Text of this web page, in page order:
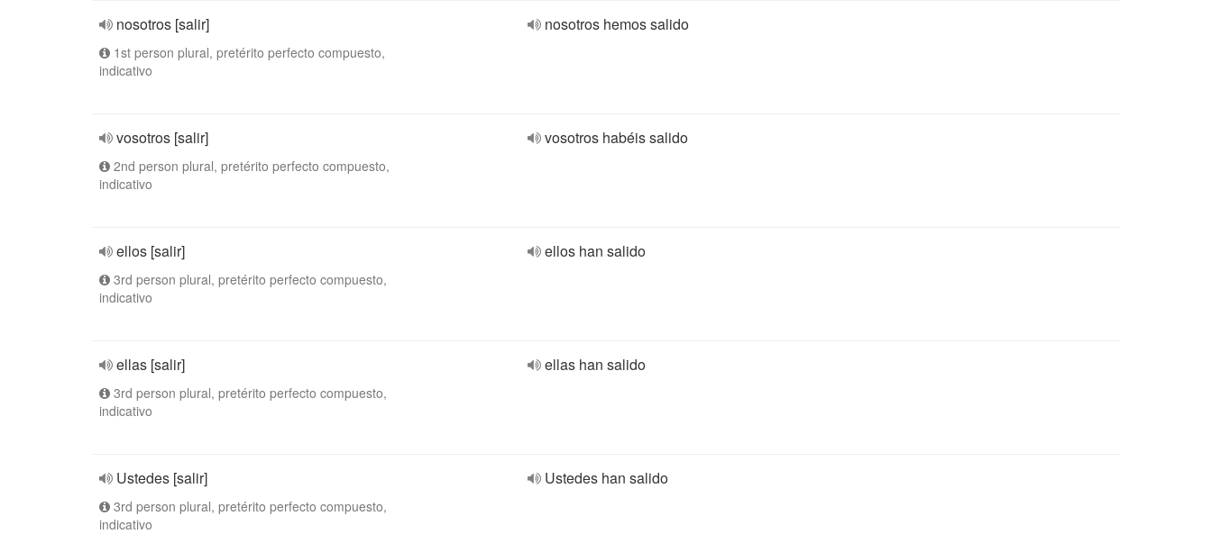
nosotros [salir]
1st person plural, pretérito perfecto compuesto,
indicativo
nosotros hemos salido
vosotros [salir]
2nd person plural, pretérito perfecto compuesto,
indicativo
vosotros habéis salido
ellos [salir]
3rd person plural, pretérito perfecto compuesto,
indicativo
ellos han salido
ellas [salir]
3rd person plural, pretérito perfecto compuesto,
indicativo
ellas han salido
Ustedes [salir]
3rd person plural, pretérito perfecto compuesto,
indicativo
Ustedes han salido